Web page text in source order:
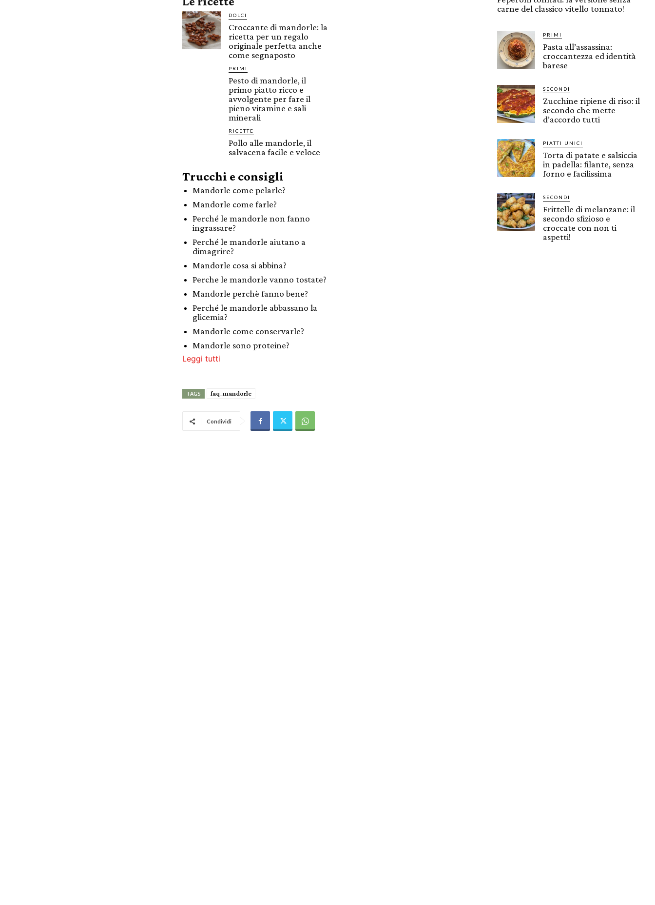
DOLCI
Croccante di mandorle: la
ricetta per un regalo
originale perfetta anche
come segnaposto
PRIMI
Pesto di mandorle, il
primo piatto ricco e
avvolgente per fare il
pieno vitamine e sali
minerali
RICETTE
Pollo alle mandorle, il
salvacena facile e veloce
Trucchi e consigli
Mandorle come pelarle?
Mandorle come farle?
Perché le mandorle non fanno
ingrassare?
Perché le mandorle aiutano a
dimagrire?
Mandorle cosa si abbina?
Perche le mandorle vanno tostate?
Mandorle perchè fanno bene?
Perché le mandorle abbassano la
glicemia?
Mandorle come conservarle?
Mandorle sono proteine?
Leggi tutti
TAGS faq_mandorle
Condividi
carne del classico vitello tonnato!
PRIMI
Pasta all’assassina:
croccantezza ed identità
barese
SECONDI
Zucchine ripiene di riso: il
secondo che mette
d’accordo tutti
PIATTI UNICI
Torta di patate e salsiccia
in padella: filante, senza
forno e facilissima
SECONDI
Frittelle di melanzane: il
secondo sfizioso e
croccate con non ti
aspetti!